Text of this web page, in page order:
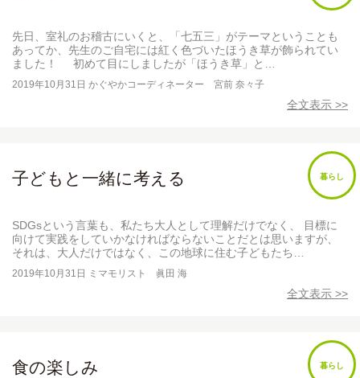
先日、室礼のお稽古にいくと、「七五三」がテーマということも
あってか、先生のご自宅には紅く色づいたほうき草が飾られてい
ました！ 初めて目にしましたが「ほうき草」と…
2019年10月31日 かぐやかコーディネーター 宮前 奈々子
全文表示 >>
暮らし
子どもと一緒に考える
SDGsという言葉も、私たち大人として理解だけでなく、 目標に
向けて実践をしていかなければならないことだとは思いますが、
それは、大人だけではなく、この地球に住む子どもたち…
2019年10月31日 ミマモリスト 眞田 海
全文表示 >>
暮らし
食の楽しみ